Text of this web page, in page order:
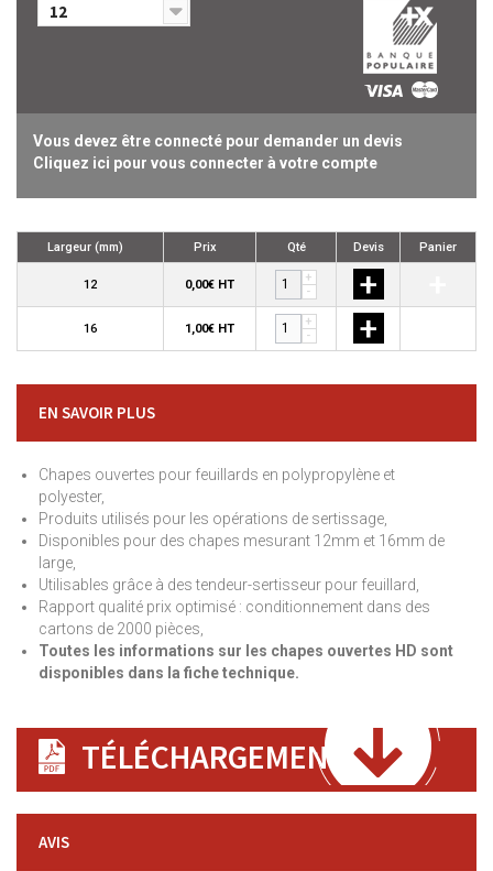
12
Vous devez être connecté pour demander un devis
Cliquez ici pour vous connecter à votre compte
Largeur (mm) Prix Qté Devis Panier
12 0,00€ HT
+
-
+
16 1,00€ HT
+
-
+
EN SAVOIR PLUS
Chapes ouvertes pour feuillards en polypropylène et
polyester,
Produits utilisés pour les opérations de sertissage,
Disponibles pour des chapes mesurant 12mm et 16mm de
large,
Utilisables grâce à des tendeur-sertisseur pour feuillard,
Rapport qualité prix optimisé : conditionnement dans des
cartons de 2000 pièces,
Toutes les informations sur les chapes ouvertes HD sont
disponibles dans la fiche technique.
TÉLÉCHARGEMENT
AVIS